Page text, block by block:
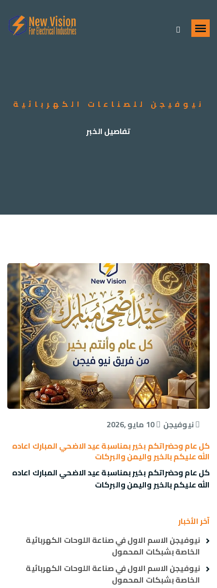
نيوفيجن للصناعات الكهربائية
تفاصيل الخبر
نيوفيجن
10 مايو ,2026
كل عام وحضراتكم بخير بمناسبة عيد الاضحي المبارك اعاده
الله عليكم بالخير واليمن والبركات
كل عام وحضراتكم بخير بمناسبة عيد الاضحي المبارك اعاده
الله عليكم بالخير واليمن والبركات
آخر الأخبار
نيوفيجن الاسم الاول في صناعة اللوحات الكهربائية
الخاصة بشبكات المحمول
نيوفيجن الاسم الاول في صناعة اللوحات الكهربائية
الخاصة بشبكات المحمول